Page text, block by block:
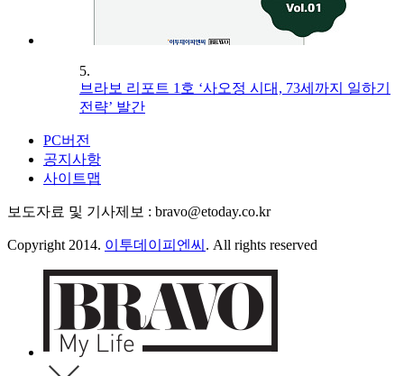
5.
브라보 리포트 1호 ‘사오정 시대, 73세까지 일하기
전략’ 발간
PC버전
공지사항
사이트맵
보도자료 및 기사제보 : bravo@etoday.co.kr
Copyright 2014. 이투데이피엔씨 . All rights reserved